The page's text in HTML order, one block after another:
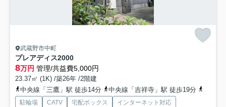
武蔵野市中町
プレアディス2000
8万円 管理/共益費5,000円
23.37㎡ (1K) /築26年 /2階建
中央線「三鷹」駅 徒歩14分
中央線「吉祥寺」駅 徒歩19分
駐輪場 CATV 宅配ボックス
インターネット対応